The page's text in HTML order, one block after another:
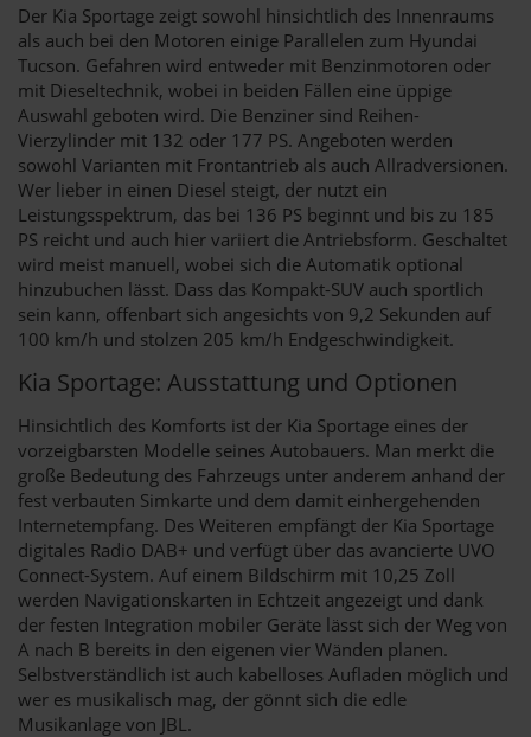
Der Kia Sportage zeigt sowohl hinsichtlich des Innenraums
als auch bei den Motoren einige Parallelen zum Hyundai
Tucson. Gefahren wird entweder mit Benzinmotoren oder
mit Dieseltechnik, wobei in beiden Fällen eine üppige
Auswahl geboten wird. Die Benziner sind Reihen-
Vierzylinder mit 132 oder 177 PS. Angeboten werden
sowohl Varianten mit Frontantrieb als auch Allradversionen.
Wer lieber in einen Diesel steigt, der nutzt ein
Leistungsspektrum, das bei 136 PS beginnt und bis zu 185
PS reicht und auch hier variiert die Antriebsform. Geschaltet
wird meist manuell, wobei sich die Automatik optional
hinzubuchen lässt. Dass das Kompakt-SUV auch sportlich
sein kann, offenbart sich angesichts von 9,2 Sekunden auf
100 km/h und stolzen 205 km/h Endgeschwindigkeit.
Kia Sportage: Ausstattung und Optionen
Hinsichtlich des Komforts ist der Kia Sportage eines der
vorzeigbarsten Modelle seines Autobauers. Man merkt die
große Bedeutung des Fahrzeugs unter anderem anhand der
fest verbauten Simkarte und dem damit einhergehenden
Internetempfang. Des Weiteren empfängt der Kia Sportage
digitales Radio DAB+ und verfügt über das avancierte UVO
Connect-System. Auf einem Bildschirm mit 10,25 Zoll
werden Navigationskarten in Echtzeit angezeigt und dank
der festen Integration mobiler Geräte lässt sich der Weg von
A nach B bereits in den eigenen vier Wänden planen.
Selbstverständlich ist auch kabelloses Aufladen möglich und
wer es musikalisch mag, der gönnt sich die edle
Musikanlage von JBL.